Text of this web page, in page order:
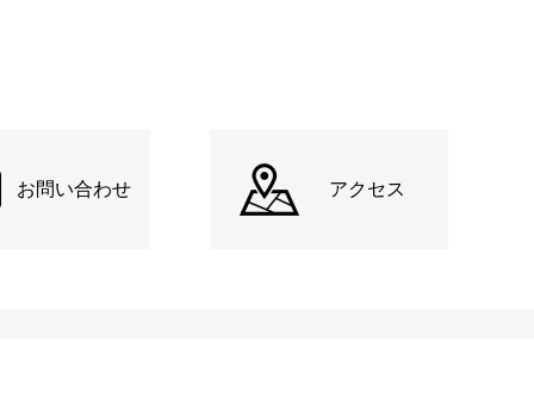
お問い合わせ アクセス